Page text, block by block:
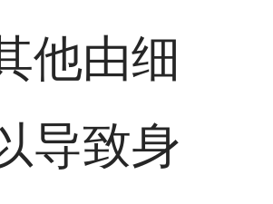
他由细
导致身